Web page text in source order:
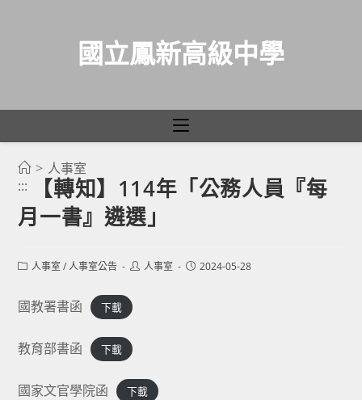
國立鳳新高級中學
> 人事室
:::
【轉知】114年「公務人員『每
月一書』遴選」
Post人事室 / 人事室公告
Post人事室
Post2024-05-28
國教署書函 下載
教育部書函 下載
國家文官學院函 下載